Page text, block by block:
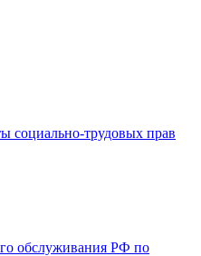
социально-трудовых прав
обслуживания РФ по